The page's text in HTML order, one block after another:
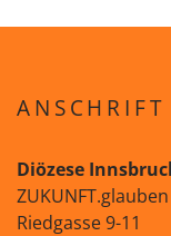
ANSCHRIFT
Diözese
ZUKUNFT.glauben
Riedgasse 9-11